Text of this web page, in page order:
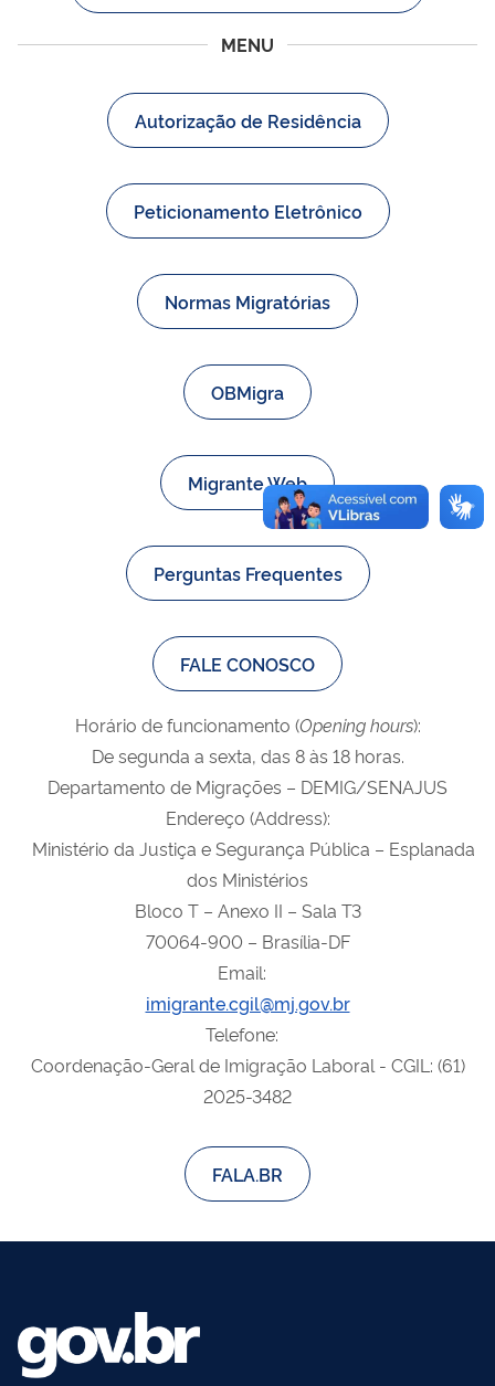
MENU
Autorização de Residência
Peticionamento Eletrônico
Normas Migratórias
OBMigra
Migrante Web
Perguntas Frequentes
FALE CONOSCO
Horário de funcionamento (Opening hours):
De segunda a sexta, das 8 às 18 horas.
Departamento de Migrações – DEMIG/SENAJUS
Endereço (Address):
Ministério da Justiça e Segurança Pública – Esplanada
dos Ministérios
Bloco T – Anexo II – Sala T3
70064-900 – Brasília-DF
Email:
imigrante.cgil@mj.gov.br
Telefone:
Coordenação-Geral de Imigração Laboral - CGIL: (61)
2025-3482
FALA.BR